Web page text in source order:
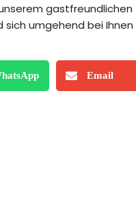
gastfreundlichen
sich umgehend bei Ihnen
Email